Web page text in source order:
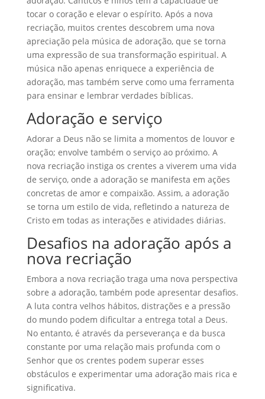
tocar o coração e elevar o espírito. Após a nova
recriação, muitos crentes descobrem uma nova
apreciação pela música de adoração, que se torna
uma expressão de sua transformação espiritual. A
música não apenas enriquece a experiência de
adoração, mas também serve como uma ferramenta
para ensinar e lembrar verdades bíblicas.
Adoração e serviço
Adorar a Deus não se limita a momentos de louvor e
oração; envolve também o serviço ao próximo. A
nova recriação instiga os crentes a viverem uma vida
de serviço, onde a adoração se manifesta em ações
concretas de amor e compaixão. Assim, a adoração
se torna um estilo de vida, refletindo a natureza de
Cristo em todas as interações e atividades diárias.
Desafios na adoração após a
nova recriação
Embora a nova recriação traga uma nova perspectiva
sobre a adoração, também pode apresentar desafios.
A luta contra velhos hábitos, distrações e a pressão
do mundo podem dificultar a entrega total a Deus.
No entanto, é através da perseverança e da busca
constante por uma relação mais profunda com o
Senhor que os crentes podem superar esses
obstáculos e experimentar uma adoração mais rica e
significativa.